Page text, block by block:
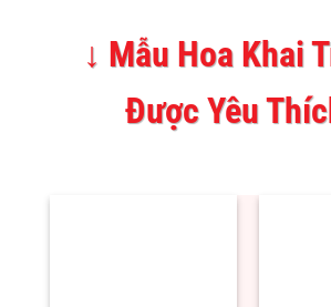
↓ Mẫu Hoa Khai
Được Yêu